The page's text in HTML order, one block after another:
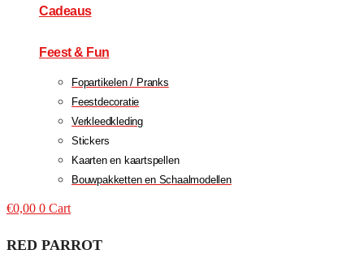
Cadeaus
Feest & Fun
Fopartikelen / Pranks
Feestdecoratie
Verkleedkleding
Stickers
Kaarten en kaartspellen
Bouwpakketten en Schaalmodellen
€0,00 0 Cart
RED PARROT